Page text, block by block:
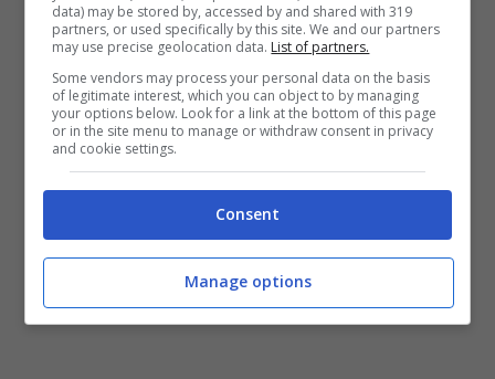
e proprio a Napoli le primarie per decidere il
candidato sindaco furono congelate per
presunti brogli.
data) may be stored by, accessed by and shared with 319
partners, or used specifically by this site. We and our partners
may use precise geolocation data. List of partners.
Some vendors may process your personal data on the basis
of legitimate interest, which you can object to by managing
your options below. Look for a link at the bottom of this page
or in the site menu to manage or withdraw consent in privacy
and cookie settings.
Consent
Manage options